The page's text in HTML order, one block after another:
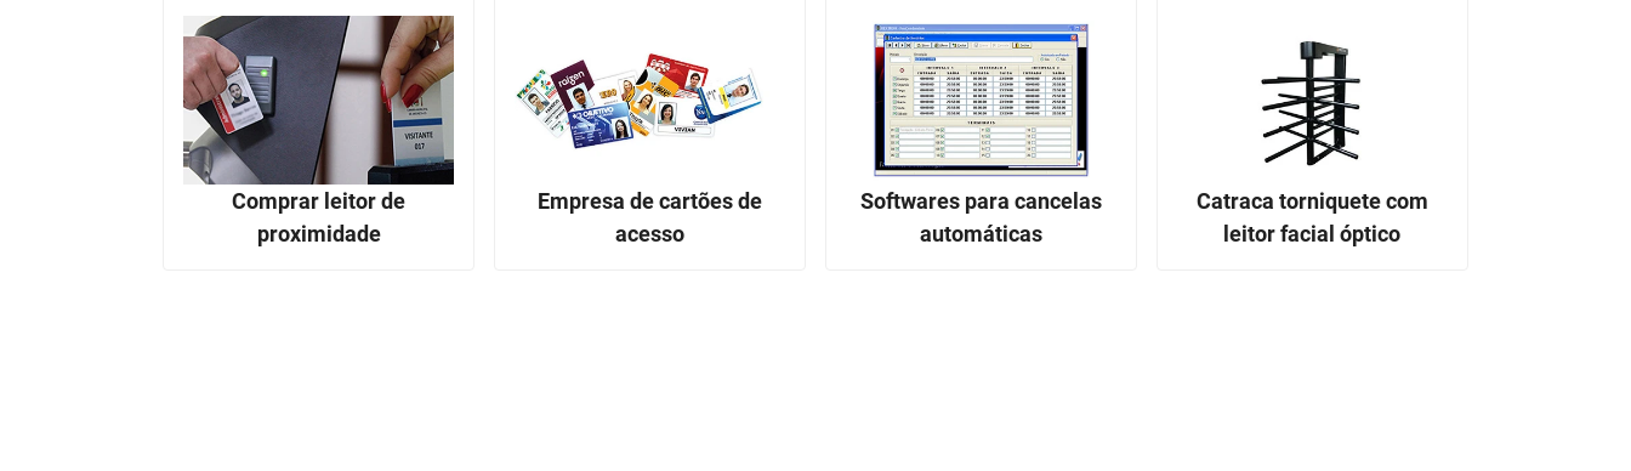
Comprar leitor de
proximidade
Empresa de cartões de
acesso
Softwares para cancelas
automáticas
Catraca torniquete com
leitor facial óptico